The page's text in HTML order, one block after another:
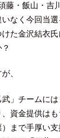
藤・飯山・吉
なく今回当
た金沢結衣
、
武」チームに
資金提供は
）まで手厚い